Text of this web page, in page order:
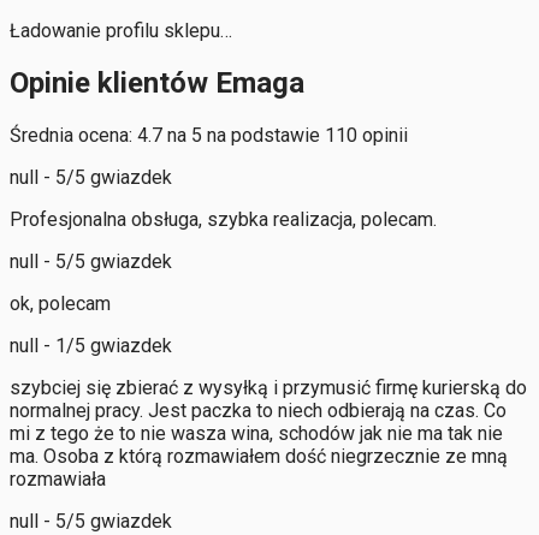
Ładowanie profilu sklepu…
Opinie klientów Emaga
Średnia ocena: 4.7 na 5 na podstawie 110 opinii
null - 5/5 gwiazdek
Profesjonalna obsługa, szybka realizacja, polecam.
null - 5/5 gwiazdek
ok, polecam
null - 1/5 gwiazdek
szybciej się zbierać z wysyłką i przymusić firmę kurierską do
normalnej pracy. Jest paczka to niech odbierają na czas. Co
mi z tego że to nie wasza wina, schodów jak nie ma tak nie
ma. Osoba z którą rozmawiałem dość niegrzecznie ze mną
rozmawiała
null - 5/5 gwiazdek